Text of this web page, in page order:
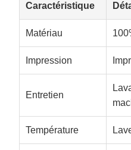
Caractéristique
Matériau
Impression
Entretien
Température